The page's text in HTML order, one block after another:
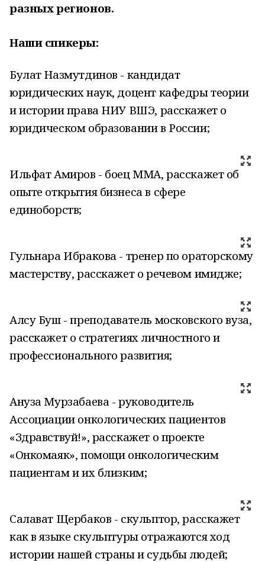
разных регионов.
Наши спикеры:
Булат Назмутдинов - кандидат
юридических наук, доцент кафедры теории
и истории права НИУ ВШЭ, расскажет о
юридическом образовании в России;
Ильфат Амиров - боец ММА, расскажет об
опыте открытия бизнеса в сфере
единоборств;
Гульнара Ибракова - тренер по ораторскому
мастерству, расскажет о речевом имидже;
Алсу Буш - преподаватель московского вуза,
расскажет о стратегиях личностного и
профессионального развития;
Ануза Мурзабаева - руководитель
Ассоциации онкологических пациентов
«Здравствуй!», расскажет о проекте
«Онкомаяк», помощи онкологическим
пациентам и их близким;
Салават Щербаков - скульптор, расскажет
как в языке скульптуры отражаются ход
истории нашей страны и судьбы людей;